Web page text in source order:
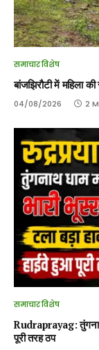
समाचार विशेष
बांजझिरौटी में महिला
04/08/2026 2
समाचार विशेष
Rudraprayag: तुंगनाथ
पूरी तरह ठप